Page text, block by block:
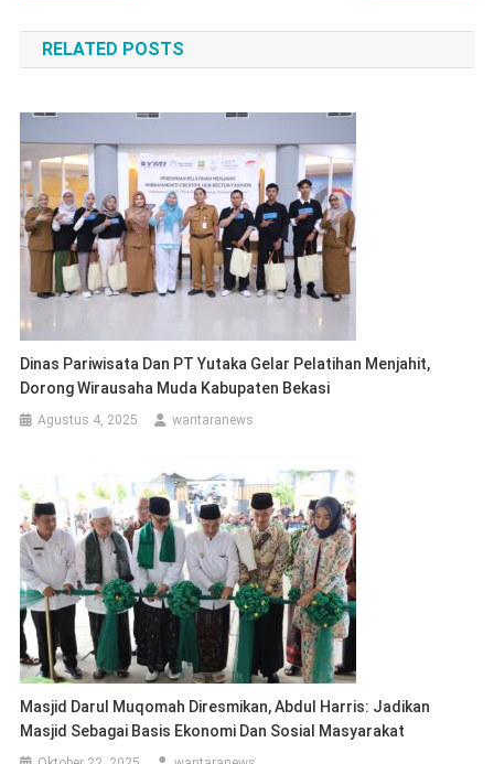
pos
RELATED POSTS
Dinas Pariwisata Dan PT Yutaka Gelar Pelatihan Menjahit,
Dorong Wirausaha Muda Kabupaten Bekasi
Agustus 4, 2025 wantaranews
Masjid Darul Muqomah Diresmikan, Abdul Harris: Jadikan
Masjid Sebagai Basis Ekonomi Dan Sosial Masyarakat